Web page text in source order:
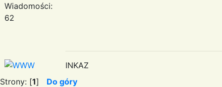
Wiadomości:
62
INKAZ
Strony: [1] Do góry